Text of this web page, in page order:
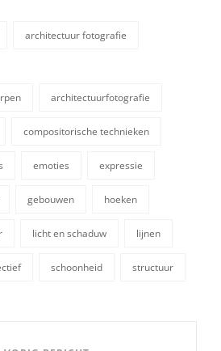
architectuur fotografie
architectuurfotografie
compositorische technieken
emoties expressie
gebouwen hoeken
licht en schaduw lijnen
schoonheid structuur